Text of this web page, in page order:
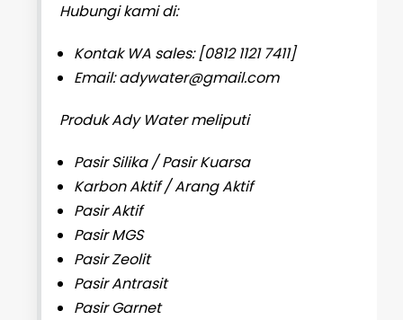
Hubungi kami di:
Kontak WA sales: [0812 1121 7411]
Email: adywater@gmail.com
Produk Ady Water meliputi
Pasir Silika / Pasir Kuarsa
Karbon Aktif / Arang Aktif
Pasir Aktif
Pasir MGS
Pasir Zeolit
Pasir Antrasit
Pasir Garnet